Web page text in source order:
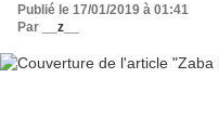
Publié le 17/01/2019 à 01:41
Par
__z__